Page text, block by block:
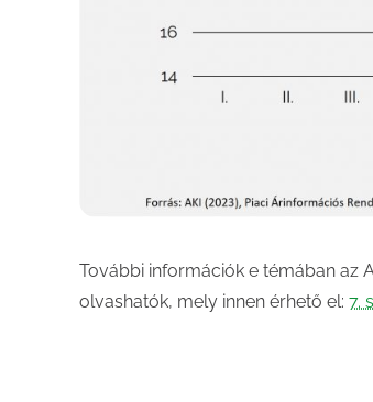
További információk e témában az
olvashatók, mely innen érhető el: 7.